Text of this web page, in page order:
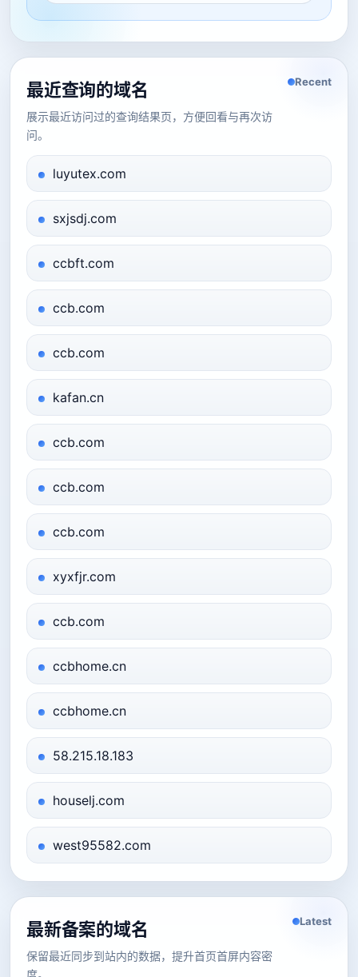
最近查询的域名
展示最近访问过的查询结果页，方便回看与再次访
问。
Recent
luyutex.com
sxjsdj.com
ccbft.com
ccb.com
ccb.com
kafan.cn
ccb.com
ccb.com
ccb.com
xyxfjr.com
ccb.com
ccbhome.cn
ccbhome.cn
58.215.18.183
houselj.com
west95582.com
最新备案的域名
保留最近同步到站内的数据，提升首页首屏内容密
度。
Latest